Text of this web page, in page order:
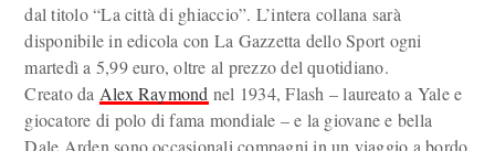
dal titolo “La città di ghiaccio”. L’intera collana sarà
disponibile in edicola con La Gazzetta dello Sport ogni
martedì a 5,99 euro, oltre al prezzo del quotidiano.
Creato da Alex Raymond nel 1934, Flash – laureato a Yale e
giocatore di polo di fama mondiale – e la giovane e bella
Dale Arden sono occasionali compagni in un viaggio a bordo